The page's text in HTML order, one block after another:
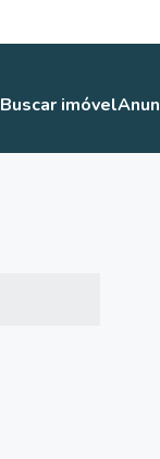
Buscar imóvel